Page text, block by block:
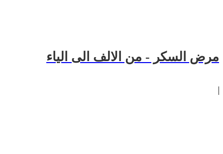
مرض السكر - من الالف الى الياء